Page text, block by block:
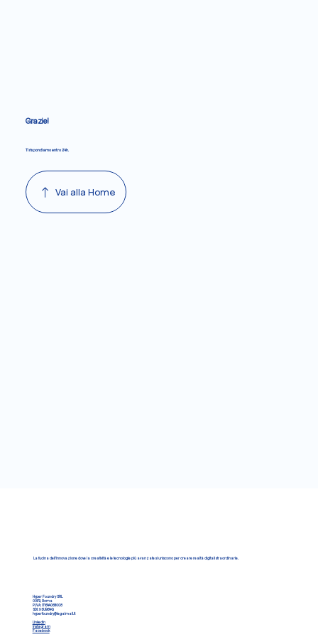
Grazie!
Ti rispondiamo entro 24h.
Vai alla Home
La fucina dell'innovazione dove la creatività e le tecnologie più avanzate si uniscono per creare realtà digitali straordinarie.
Hyper Foundry SRL
00172, Roma
P.IVA: IT16440611008
SDI: 9SUB64Q
hyperfoundry@legalmail.it
LinkedIn
Instagram
Facebook